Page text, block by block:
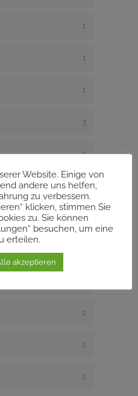
1
1
1
3
1
1
1
2
1
1
Website. Einige von
andere uns helfen,
zu verbessern.
klicken, stimmen Sie
zu. Sie können
besuchen, um eine
erteilen.
akzeptieren